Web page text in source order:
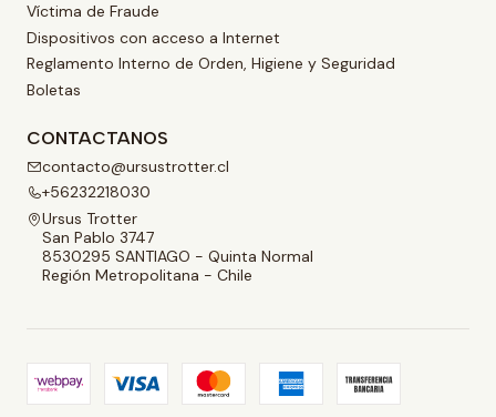
Víctima de Fraude
Dispositivos con acceso a Internet
Reglamento Interno de Orden, Higiene y Seguridad
Boletas
CONTACTANOS
contacto@ursustrotter.cl
+56232218030
Ursus Trotter
San Pablo 3747
8530295 SANTIAGO - Quinta Normal
Región Metropolitana - Chile